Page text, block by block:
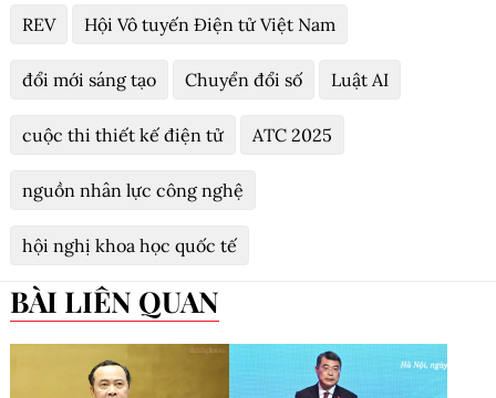
REV Hội Vô tuyến Điện tử Việt Nam
đổi mới sáng tạo Chuyển đổi số Luật AI
cuộc thi thiết kế điện tử ATC 2025
nguồn nhân lực công nghệ
hội nghị khoa học quốc tế
BÀI LIÊN QUAN